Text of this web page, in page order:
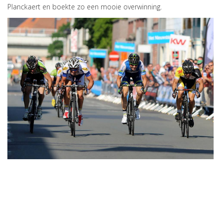
Planckaert en boekte zo een mooie overwinning.